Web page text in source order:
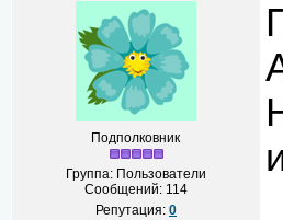
Подполковник
Группа: Пользователи
Сообщений: 114
Репутация: 0